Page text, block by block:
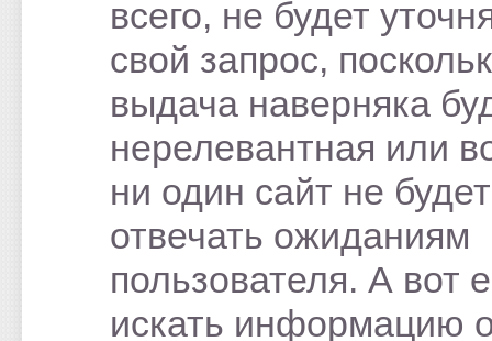
всего, не будет
свой запрос,
выдача наверняка
нерелевантная или
ни один сайт не будет
отвечать ожиданиям
пользователя. А вот
искать информацию